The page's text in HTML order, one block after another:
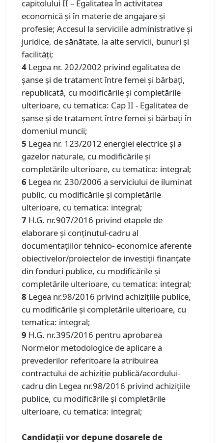
capitolului II – Egalitatea în activitatea
economică și în materie de angajare și
profesie; Accesul la serviciile administrative și
juridice, de sănătate, la alte servicii, bunuri și
facilități;
4 Legea nr. 202/2002 privind egalitatea de
șanse și de tratament între femei și bărbați,
republicată, cu modificările și completările
ulterioare, cu tematica: Cap II - Egalitatea de
şanse şi de tratament între femei şi bărbaţi în
domeniul muncii;
5 Legea nr. 123/2012 energiei electrice şi a
gazelor naturale, cu modificările și
completările ulterioare, cu tematica: integral;
6 Legea nr. 230/2006 a serviciului de iluminat
public, cu modificările și completările
ulterioare, cu tematica: integral;
7 H.G. nr.907/2016 privind etapele de
elaborare şi conţinutul-cadru al
documentaţiilor tehnico- economice aferente
obiectivelor/proiectelor de investiţii finanţate
din fonduri publice, cu modificările și
completările ulterioare, cu tematica: integral;
8 Legea nr.98/2016 privind achizițiile publice,
cu modificările și completările ulterioare, cu
tematica: integral;
9 H.G. nr.395/2016 pentru aprobarea
Normelor metodologice de aplicare a
prevederilor referitoare la atribuirea
contractului de achiziție publică/acordului-
cadru din Legea nr.98/2016 privind achizițiile
publice, cu modificările și completările
ulterioare, cu tematica: integral;
Candidaţii vor depune dosarele de